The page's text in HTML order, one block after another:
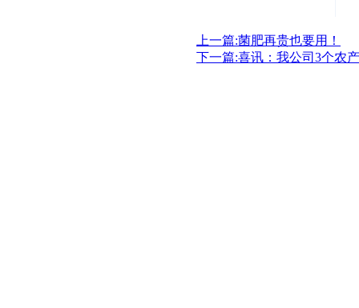
上一篇:菌肥再贵也要用！
下一篇:喜讯：我公司3个农